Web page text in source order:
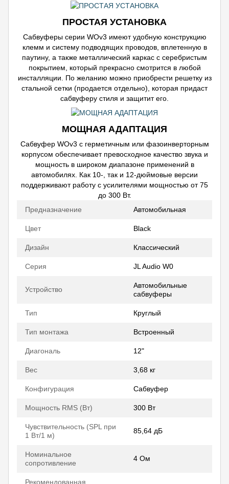
ПРОСТАЯ УСТАНОВКА
Сабвуферы серии WOv3 имеют удобную конструкцию
клемм и систему подводящих проводов, вплетенную в
паутину, а также металлический каркас с серебристым
покрытием, который прекрасно смотрится в любой
инсталляции. По желанию можно приобрести решетку из
стальной сетки (продается отдельно), которая придаст
сабвуферу стиля и защитит его.
МОЩНАЯ АДАПТАЦИЯ
Сабвуфер WOv3 с герметичным или фазоинверторным
корпусом обеспечивает превосходное качество звука и
мощность в широком диапазоне применений в
автомобилях. Как 10-, так и 12-дюймовые версии
поддерживают работу с усилителями мощностью от 75
до 300 Вт.
Предназначение
Автомобильная
Цвет Black
Дизайн Классический
Серия JL Audio W0
Устройство
Автомобильные
сабвуферы
Тип Круглый
Тип монтажа Встроенный
Диагональ 12"
Вес 3,68 кг
Конфигурация Сабвуфер
Мощность RMS (Вт) 300 Вт
Чувствительность (SPL при
1 Вт/1 м)
85,64 дБ
Номинальное
сопротивление
4 Ом
Рекомендованная